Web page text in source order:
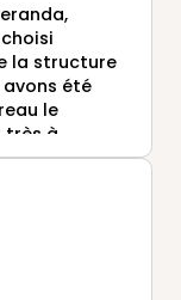
la structure
été
le
très à
plusieurs
!! Projet
vu le jour
très
Jérôme